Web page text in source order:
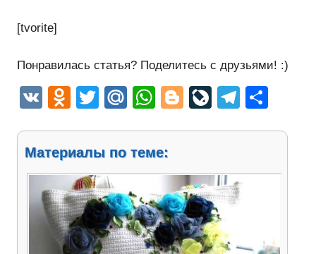
[tvorite]
Понравилась статья? Поделитесь с друзьями! :)
VK Odnoklassniki
TwitterMail.Ru
WhatsApp
Blogger
Материалы по теме: